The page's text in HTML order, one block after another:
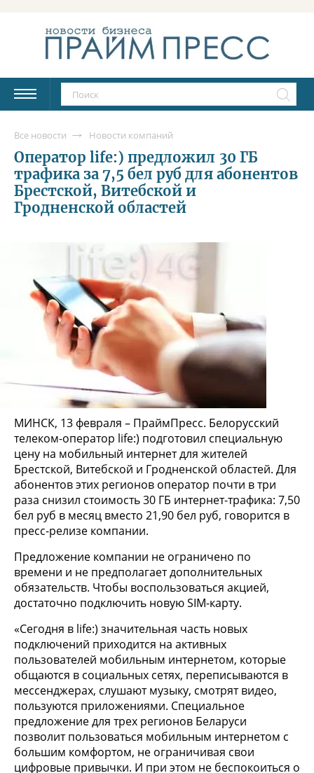
Все новости Новости компаний
Оператор life:) предложил 30 ГБ
трафика за 7,5 бел руб для абонентов
Брестской, Витебской и
Гродненской областей
МИНСК, 13 февраля – ПраймПресс. Белорусский
телеком-оператор life:) подготовил специальную
цену на мобильный интернет для жителей
Брестской, Витебской и Гродненской областей. Для
абонентов этих регионов оператор почти в три
раза снизил стоимость 30 ГБ интернет-трафика: 7,50
бел руб в месяц вместо 21,90 бел руб, говорится в
пресс-релизе компании.
Предложение компании не ограничено по
времени и не предполагает дополнительных
обязательств. Чтобы воспользоваться акцией,
достаточно подключить новую SIM-карту.
«Сегодня в life:) значительная часть новых
подключений приходится на активных
пользователей мобильным интернетом, которые
общаются в социальных сетях, переписываются в
мессенджерах, слушают музыку, смотрят видео,
пользуются приложениями. Специальное
предложение для трех регионов Беларуси
позволит пользоваться мобильным интернетом с
большим комфортом, не ограничивая свои
цифровые привычки. И при этом не беспокоиться о